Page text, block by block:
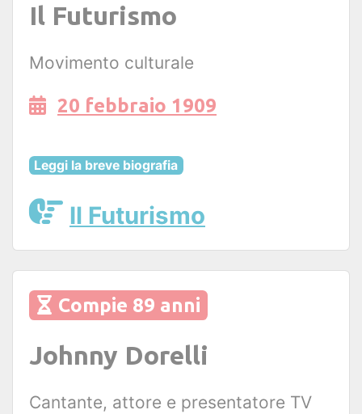
Il Futurismo
Movimento culturale
20 febbraio 1909
Leggi la breve biografia
Il Futurismo
Compie 89 anni
Johnny Dorelli
Cantante, attore e presentatore TV